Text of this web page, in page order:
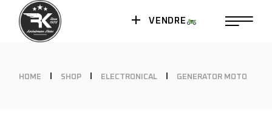
VENDRE
HOME SHOP ELECTRONICAL GENERATOR MOTO